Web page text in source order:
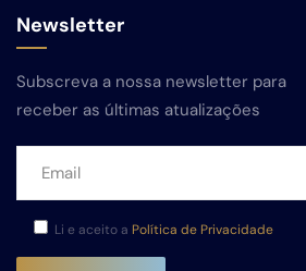
Newsletter
Subscreva a nossa newsletter para
receber as últimas atualizações
Li e aceito a Política de Privacidade